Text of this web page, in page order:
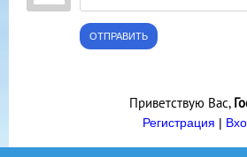
ОТПРАВИТЬ
Приветствую Вас,
Регистрация |